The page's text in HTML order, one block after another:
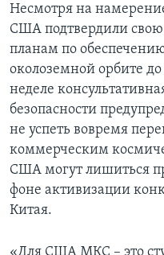
Hесмотря на
CША подтвердили
планам по
околоземной орбите
неделе
безопасности
не успеть вовремя
коммерческим
США могут лишиться
фоне активизации
Китая.